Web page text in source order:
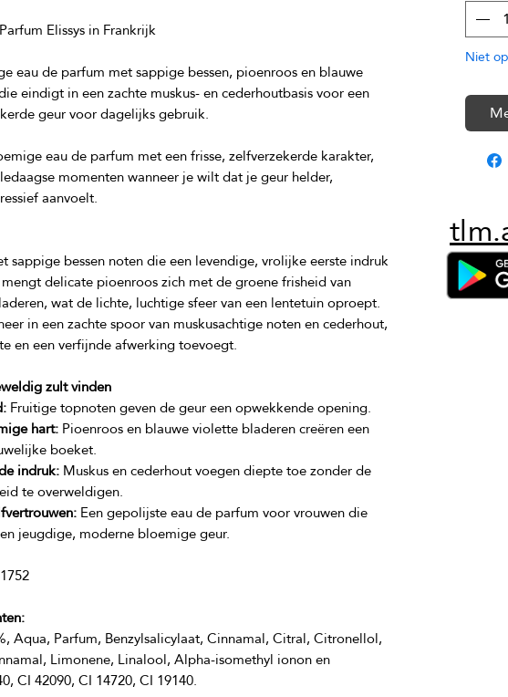
eau de parfum met sappige bessen, pioenroos en blauwe
eindigt in een zachte muskus- en cederhoutbasis voor een
eau de parfum met een frisse, zelfverzekerde karakter,
momenten wanneer je wilt dat je geur helder,
sappige bessen noten die een levendige, vrolijke eerste indruk
delicate pioenroos zich met de groene frisheid van
wat de lichte, luchtige sfeer van een lentetuin oproept.
in een zachte spoor van muskusachtige noten en cederhout,
zult vinden
Fruitige topnoten geven de geur een opwekkende opening.
hart:Pioenroos en blauwe violette bladeren creëren een
boeket.
indruk:Muskus en cederhout voegen diepte toe zonder de
te overweldigen.
Een gepolijste eau de parfum voor vrouwen die
jeugdige, moderne bloemige geur.
Aqua, Parfum, Benzylsalicylaat, Cinnamal, Citral, Citronellol,
Limonene, Linalool, Alpha-isomethyl ionon en
Niet